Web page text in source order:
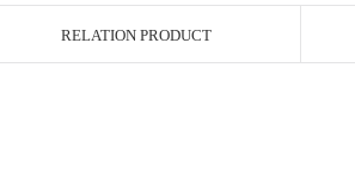
RELATION PRODUCT